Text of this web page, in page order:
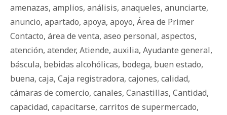
amenazas, amplios, análisis, anaqueles, anunciarte,
anuncio, apartado, apoya, apoyo, Área de Primer
Contacto, área de venta, aseo personal, aspectos,
atención, atender, Atiende, auxilia, Ayudante general,
báscula, bebidas alcohólicas, bodega, buen estado,
buena, caja, Caja registradora, cajones, calidad,
cámaras de comercio, canales, Canastillas, Cantidad,
capacidad, capacitarse, carritos de supermercado,